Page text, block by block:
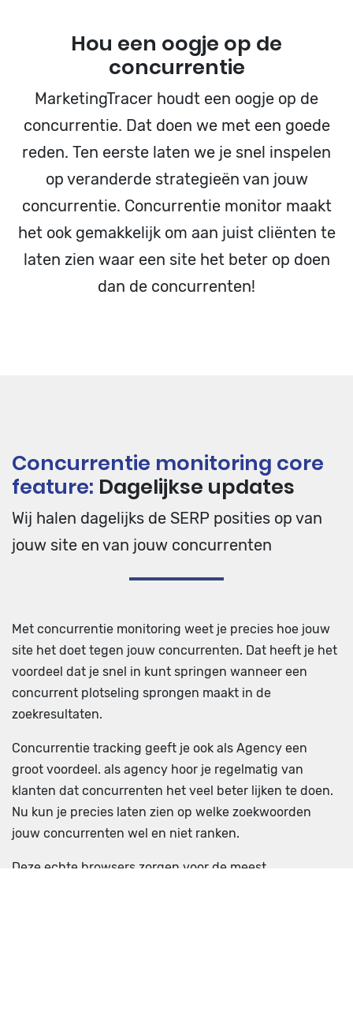
Hou een oogje op de
concurrentie
MarketingTracer houdt een oogje op de
concurrentie. Dat doen we met een goede
reden. Ten eerste laten we je snel inspelen
op veranderde strategieën van jouw
concurrentie. Concurrentie monitor maakt
het ook gemakkelijk om aan juist cliënten te
laten zien waar een site het beter op doen
dan de concurrenten!
Concurrentie monitoring core
feature: Dagelijkse updates
Wij halen dagelijks de SERP posities op van
jouw site en van jouw concurrenten
Met concurrentie monitoring weet je precies hoe jouw
site het doet tegen jouw concurrenten. Dat heeft je het
voordeel dat je snel in kunt springen wanneer een
concurrent plotseling sprongen maakt in de
zoekresultaten.
Concurrentie tracking geeft je ook als Agency een
groot voordeel. als agency hoor je regelmatig van
klanten dat concurrenten het veel beter lijken te doen.
Nu kun je precies laten zien op welke zoekwoorden
jouw concurrenten wel en niet ranken.
Deze echte browsers zorgen voor de meest